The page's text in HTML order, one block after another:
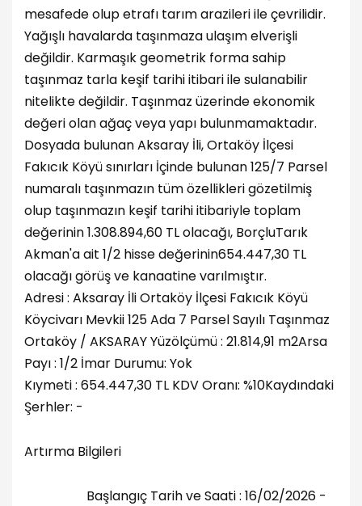
mesafede olup etrafı tarım arazileri ile çevrilidir.
Yağışlı havalarda taşınmaza ulaşım elverişli
değildir. Karmaşık geometrik forma sahip
taşınmaz tarla keşif tarihi itibari ile sulanabilir
nitelikte değildir. Taşınmaz üzerinde ekonomik
değeri olan ağaç veya yapı bulunmamaktadır.
Dosyada bulunan Aksaray İli, Ortaköy İlçesi
Fakıcık Köyü sınırları İçinde bulunan 125/7 Parsel
numaralı taşınmazın tüm özellikleri gözetilmiş
olup taşınmazın keşif tarihi itibariyle toplam
değerinin 1.308.894,60 TL olacağı, BorçluTarık
Akman'a ait 1/2 hisse değerinin654.447,30 TL
olacağı görüş ve kanaatine varılmıştır.
Adresi : Aksaray İli Ortaköy İlçesi Fakıcık Köyü
Köycivarı Mevkii 125 Ada 7 Parsel Sayılı Taşınmaz
Ortaköy / AKSARAY Yüzölçümü : 21.814,91 m2Arsa
Payı : 1/2 İmar Durumu: Yok
Kıymeti : 654.447,30 TL KDV Oranı: %10Kaydındaki
Şerhler: -
Artırma Bilgileri
Başlangıç Tarih ve Saati : 16/02/2026 -